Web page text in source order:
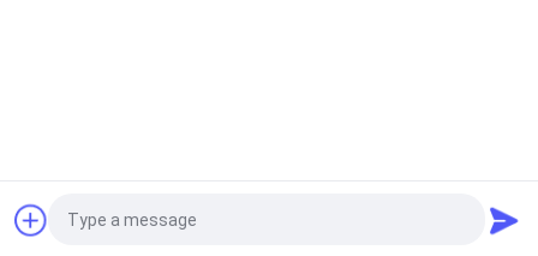
Quote request suatu